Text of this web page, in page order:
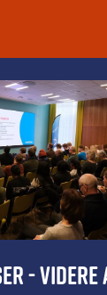
- VIDERE